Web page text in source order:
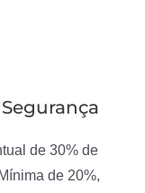
de 30% de
de 20%,